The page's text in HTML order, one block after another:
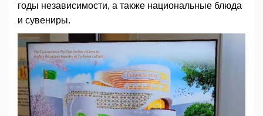
годы независимости, а также национальные блюда
и сувениры.